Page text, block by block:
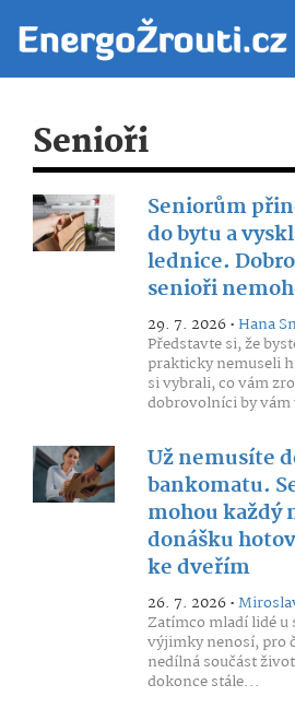
Senioři
Seniorům
do bytu a
lednice.
senioři
29. 7. 2026 •Hana
Představte si, že
prakticky nemuseli
si vybrali, co vám
dobrovolníci by vám
Už nemusíte
bankomatu.
mohou každý
donášku
ke dveřím
26. 7. 2026 •
Zatímco mladí lidé u
výjimky nenosí, pro
nedílná součást
dokonce stále...